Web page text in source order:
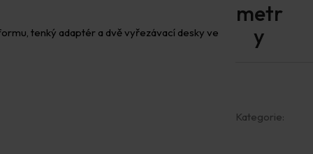
tenký adaptér a dvě vyřezávací desky ve
Kategorie: